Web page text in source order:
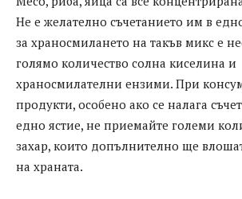
Не е желателно съчетанието им в
за храносмилането на такъв микс е
голямо количество солна киселина и
храносмилателни ензими. При
продукти, особено ако се налага
едно ястие, не приемайте големи
захар, които допълнително ще
на храната.